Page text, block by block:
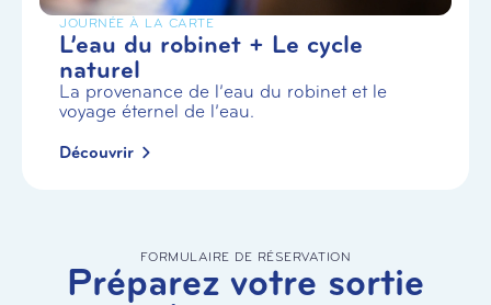
JOURNÉE À LA CARTE
L’eau du robinet + Le cycle
naturel
La provenance de l’eau du robinet et le
voyage éternel de l’eau.
Découvrir
FORMULAIRE DE RÉSERVATION
Préparez votre sortie